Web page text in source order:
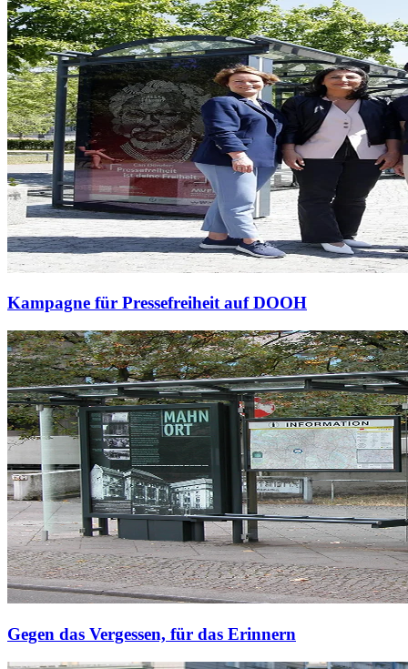
Kampagne für Pressefreiheit auf DOOH
Gegen das Vergessen, für das Erinnern